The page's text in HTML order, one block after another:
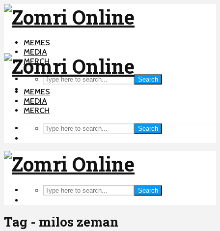
MEMES
MEDIA
MERCH
Search
MEMES
MEDIA
MERCH
Search
Search
Tag - milos zeman